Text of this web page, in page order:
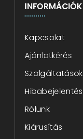
INFORMÁCIÓK
Kapcsolat
Ajánlatkérés
Szolgáltatások
Hibabejelentés
Rólunk
Kiárusítás